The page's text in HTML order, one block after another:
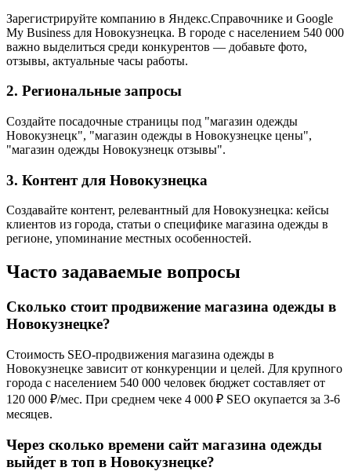
Зарегистрируйте компанию в Яндекс.Справочнике и Google
My Business для Новокузнецка. В городе с населением 540 000
важно выделиться среди конкурентов — добавьте фото,
отзывы, актуальные часы работы.
2. Региональные запросы
Создайте посадочные страницы под "магазин одежды
Новокузнецк", "магазин одежды в Новокузнецке цены",
"магазин одежды Новокузнецк отзывы".
3. Контент для Новокузнецка
Создавайте контент, релевантный для Новокузнецка: кейсы
клиентов из города, статьи о специфике магазина одежды в
регионе, упоминание местных особенностей.
Часто задаваемые вопросы
Сколько стоит продвижение магазина одежды в
Новокузнецке?
Стоимость SEO-продвижения магазина одежды в
Новокузнецке зависит от конкуренции и целей. Для крупного
города с населением 540 000 человек бюджет составляет от
120 000 ₽/мес. При среднем чеке 4 000 ₽ SEO окупается за 3-6
месяцев.
Через сколько времени сайт магазина одежды
выйдет в топ в Новокузнецке?